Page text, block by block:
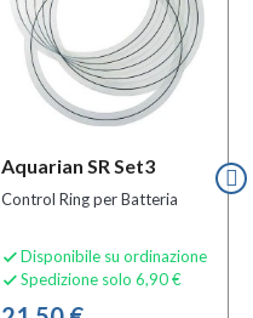
Aquarian SR Set3
Control Ring per Batteria
 Disponibile su ordinazione
 Spedizione solo 6,90 €